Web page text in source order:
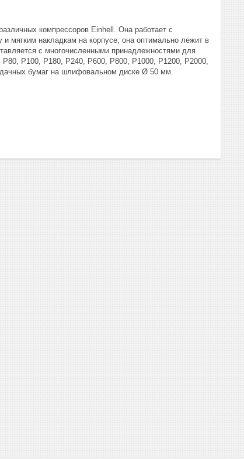
компрессоров Einhell. Она работает с
мягким накладкам на корпусе, она оптимально лежит в
с многочисленными принадлежностями для
P100, P180, P240, P600, P800, P1000, P1200, P2000,
бумаг на шлифовальном диске Ø 50 мм.